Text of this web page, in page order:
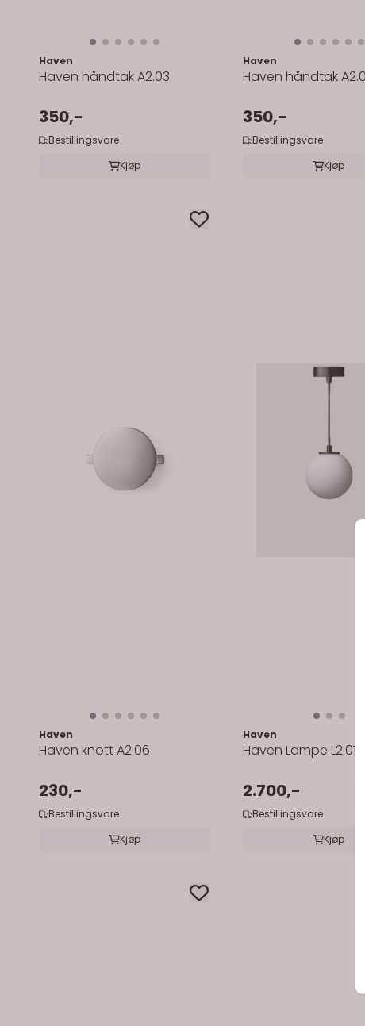
Haven
Haven håndtak A2.03
350,-
Bestillingsvare
Kjøp
Haven
Haven håndtak
350,-
Bestillingsvare
Kjøp
Haven
Haven knott A2.06
230,-
Bestillingsvare
Kjøp
Haven
Haven Lampe L2.01 -
2.700,-
Bestillingsvare
Kjøp